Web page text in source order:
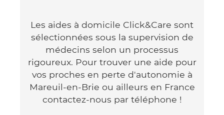
Les aides à domicile Click&Care sont
sélectionnées sous la supervision de
médecins selon un processus
rigoureux. Pour trouver une aide pour
vos proches en perte d'autonomie à
Mareuil-en-Brie ou ailleurs en France
contactez-nous par téléphone !